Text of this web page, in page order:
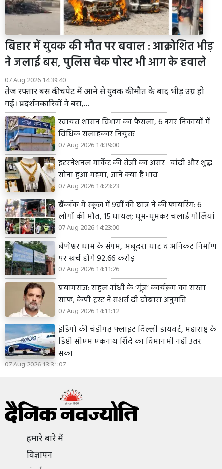
बिहार में युवक की मौत पर बवाल : आक्रोशित भीड़
ने जलाई बस, पुलिस चेक पोस्ट भी आग के हवाले
07 Aug 2026 14:39:40
तेज रफ्तार बस की चपेट में आने से युवक की मौत के बाद भीड़ उग्र हो
गई। प्रदर्शनकारियों ने बस,...
स्वायत्त शासन विभाग का फैसला, 6 नगर निकायों में
विधिक सलाहकार नियुक्त
07 Aug 2026 14:39:00
इंटरनेशनल मार्केट की तेजी का असर : चांदी और शुद्ध
सोना हुआ महंगा, जानें क्या है भाव
07 Aug 2026 14:23:23
बैंकॉक में स्कूल में 9वीं की छात्र ने की फायरिंग: 6
लोगों की मौत, 15 घायल; घूम-घूमकर चलाई गोलियां
07 Aug 2026 14:23:00
बेणेश्वर धाम के संगम, अबूदरा घाट व अनिकट निर्माण
पर खर्च होंगे 92.66 करोड़
07 Aug 2026 14:11:26
प्रयागराज: राहुल गांधी के ‘गूंज’ कार्यक्रम का रास्ता
साफ, केपी ट्रस्ट ने सशर्त दी दोबारा अनुमति
07 Aug 2026 14:11:12
इंडिगो की चंडीगढ़ फ्लाइट दिल्ली डायवर्ट, महाराष्ट्र के
डिप्टी सीएम एकनाथ शिंदे का विमान भी नहीं उतर
सका
07 Aug 2026 13:31:07
हमारे बारे में
विज्ञापन